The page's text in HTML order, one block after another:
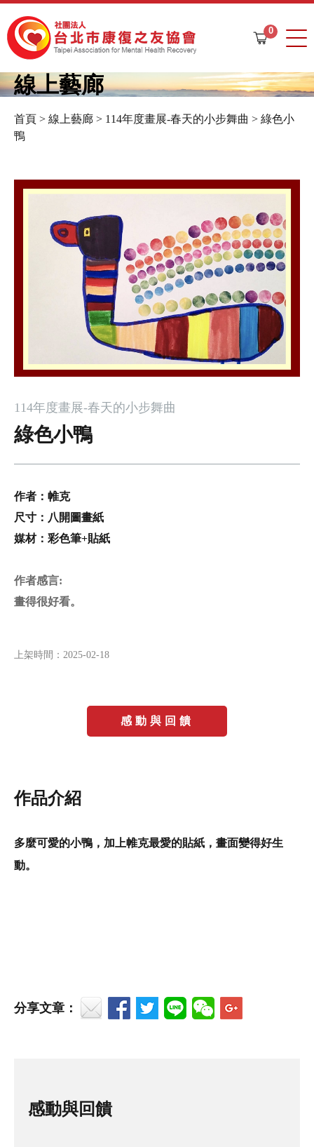
購
車
0
線上藝廊
您
這
首頁 > 線上藝廊 > 114年度畫展-春天的小步舞曲 > 綠色小
鴨
114年度畫展-春天的小步舞曲
綠色小鴨
作者： 帷克
尺寸：八開圖畫紙
媒材： 彩色筆+貼紙
作者感言:
畫得很好看。
上架時間： 2025-02-18
感動與回饋
作品介紹
多麼可愛的小鴨，加上帷克最愛的貼紙，畫面變得好生
動。
分享文章：
感動與回饋